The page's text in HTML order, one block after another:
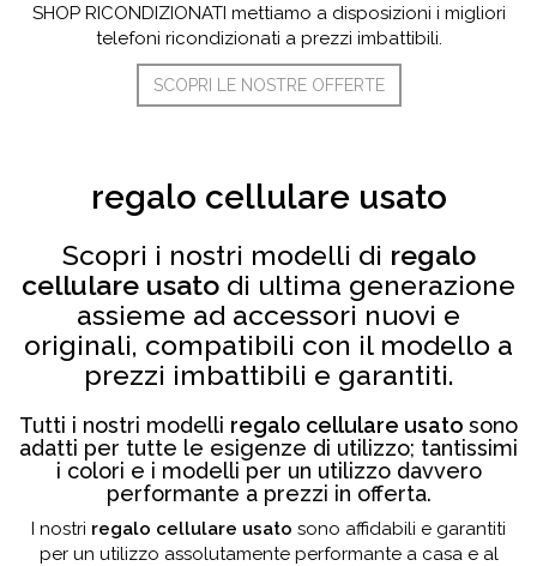
SHOP RICONDIZIONATI mettiamo a disposizioni i migliori
telefoni ricondizionati a prezzi imbattibili.
SCOPRI LE NOSTRE OFFERTE
regalo cellulare usato
Scopri i nostri modelli di regalo
cellulare usato di ultima generazione
assieme ad accessori nuovi e
originali, compatibili con il modello a
prezzi imbattibili e garantiti.
Tutti i nostri modelli regalo cellulare usato sono
adatti per tutte le esigenze di utilizzo; tantissimi
i colori e i modelli per un utilizzo davvero
performante a prezzi in offerta.
I nostri regalo cellulare usato sono affidabili e garantiti
per un utilizzo assolutamente performante a casa e al